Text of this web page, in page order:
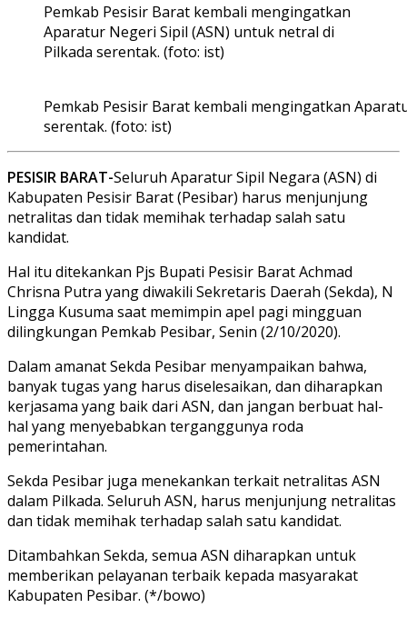
Pemkab Pesisir Barat kembali mengingatkan
Aparatur Negeri Sipil (ASN) untuk netral di
Pilkada serentak. (foto: ist)
Pemkab Pesisir Barat kembali mengingatkan
serentak. (foto: ist)
PESISIR BARAT-Seluruh Aparatur Sipil Negara (ASN) di
Kabupaten Pesisir Barat (Pesibar) harus menjunjung
netralitas dan tidak memihak terhadap salah satu
kandidat.
Hal itu ditekankan Pjs Bupati Pesisir Barat Achmad
Chrisna Putra yang diwakili Sekretaris Daerah (Sekda), N
Lingga Kusuma saat memimpin apel pagi mingguan
dilingkungan Pemkab Pesibar, Senin (2/10/2020).
Dalam amanat Sekda Pesibar menyampaikan bahwa,
banyak tugas yang harus diselesaikan, dan diharapkan
kerjasama yang baik dari ASN, dan jangan berbuat hal-
hal yang menyebabkan terganggunya roda
pemerintahan.
Sekda Pesibar juga menekankan terkait netralitas ASN
dalam Pilkada. Seluruh ASN, harus menjunjung netralitas
dan tidak memihak terhadap salah satu kandidat.
Ditambahkan Sekda, semua ASN diharapkan untuk
memberikan pelayanan terbaik kepada masyarakat
Kabupaten Pesibar. (*/bowo)